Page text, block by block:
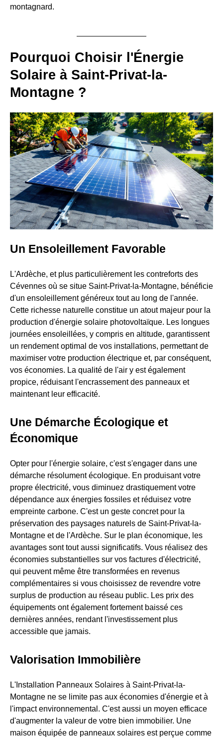
montagnard.
Pourquoi Choisir l'Énergie
Solaire à Saint-Privat-la-
Montagne ?
Un Ensoleillement Favorable
L'Ardèche, et plus particulièrement les contreforts des
Cévennes où se situe Saint-Privat-la-Montagne, bénéficie
d'un ensoleillement généreux tout au long de l'année.
Cette richesse naturelle constitue un atout majeur pour la
production d'énergie solaire photovoltaïque. Les longues
journées ensoleillées, y compris en altitude, garantissent
un rendement optimal de vos installations, permettant de
maximiser votre production électrique et, par conséquent,
vos économies. La qualité de l'air y est également
propice, réduisant l'encrassement des panneaux et
maintenant leur efficacité.
Une Démarche Écologique et
Économique
Opter pour l'énergie solaire, c'est s'engager dans une
démarche résolument écologique. En produisant votre
propre électricité, vous diminuez drastiquement votre
dépendance aux énergies fossiles et réduisez votre
empreinte carbone. C'est un geste concret pour la
préservation des paysages naturels de Saint-Privat-la-
Montagne et de l'Ardèche. Sur le plan économique, les
avantages sont tout aussi significatifs. Vous réalisez des
économies substantielles sur vos factures d'électricité,
qui peuvent même être transformées en revenus
complémentaires si vous choisissez de revendre votre
surplus de production au réseau public. Les prix des
équipements ont également fortement baissé ces
dernières années, rendant l'investissement plus
accessible que jamais.
Valorisation Immobilière
L'Installation Panneaux Solaires à Saint-Privat-la-
Montagne ne se limite pas aux économies d'énergie et à
l'impact environnemental. C'est aussi un moyen efficace
d'augmenter la valeur de votre bien immobilier. Une
maison équipée de panneaux solaires est perçue comme